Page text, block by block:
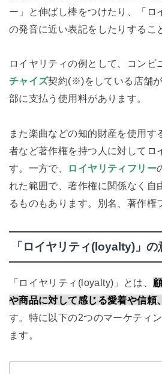
ー」と伸ばし棒をつけたり、「ロ
の発音に近い表記をしたりするこ
ロイヤリティの例として、コンビ
チャイズ契約(※)をしている店舗
部に支払う使用料があります。
また楽曲などの知的財産を使用す
者など著作権を持つ人に対してロ
す。一方で、
ロイヤリティフリー
れた範囲で、著作権に関係なく自
るものもあります。別名、著作権
「ロイヤリティ(loyalty)」の
「ロイヤリティ(loyalty)」とは、
や商品に対して感じる愛着や信頼
す。特に以下の2つのマーケティ
ます。